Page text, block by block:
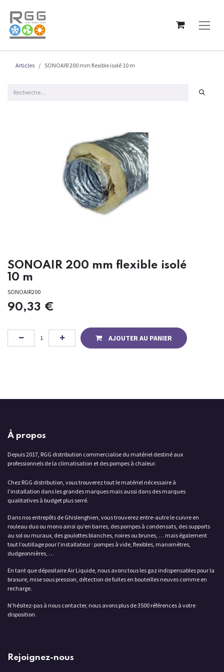
Articles SONOAIR 200 mm flexible isolé 10 m
SONOAIR 200 mm flexible isolé
10 m
SONOAIR200
90,33 €
AJOUTER AU PANIER
À propos
Depuis 2017, RGG distribution commercialise du matériel destiné aux
professionnels de la climatisation et des pompes à chaleur.
Chez RGG distribution, vous trouverez tout le matériel nécessaire à
l’installation dans les grandes marques mais aussi dans des marques
qualitatives à budget plus serré.
Dans nos entrepôts de Ghislenghien, vous trouverez entre-autre le cuivre en
rouleau duo ou mono ainsi qu’en barres, des pompes à condensats, des supports
au sol ou muraux, des goulottes blanches, noires ou brunes, … mais également
tout l’outillage pour l’installateur : pompes à vide, flexibles, manomètres,
dudgeonnières, …
En tant que dépositaire Air Liquide, nous avons tous les gaz indispensables pour la
brasure, mise sous pression, détection de fuites en bouteilles neuves comme en
recharge.
N’hésitez-pas à nous contacter, nous avons plus de 3500 références à votre
disposition.
Rejoignez-nous